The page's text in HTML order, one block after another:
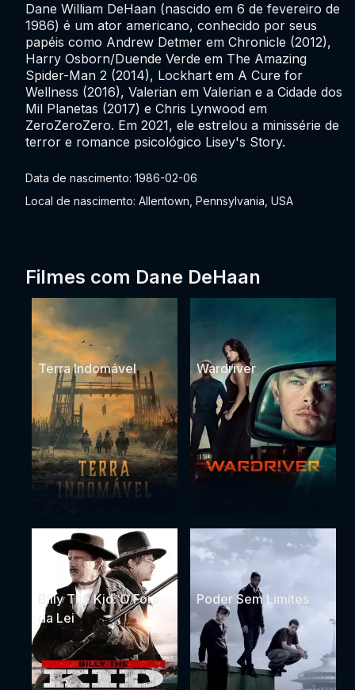
Data de nascimento: 1986-02-06
Local de nascimento: Allentown, Pennsylvania, USA
Dane William DeHaan (nascido em 6 de fevereiro de
1986) é um ator americano, conhecido por seus
papéis como Andrew Detmer em Chronicle (2012),
Harry Osborn/Duende Verde em The Amazing
Spider-Man 2 (2014), Lockhart em A Cure for
Wellness (2016), Valerian em Valerian e a Cidade dos
Mil Planetas (2017) e Chris Lynwood em
ZeroZeroZero. Em 2021, ele estrelou a minissérie de
terror e romance psicológico Lisey's Story.
Filmes com Dane DeHaan
Terra Indomável Wardriver
Billy The Kid: O Fora
da Lei
Poder Sem Limites